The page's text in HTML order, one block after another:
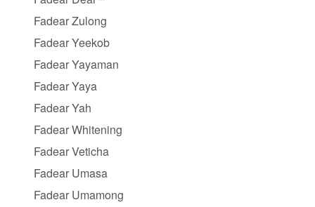
Fadear Zulong
Fadear Yeekob
Fadear Yayaman
Fadear Yaya
Fadear Yah
Fadear Whitening
Fadear Veticha
Fadear Umasa
Fadear Umamong